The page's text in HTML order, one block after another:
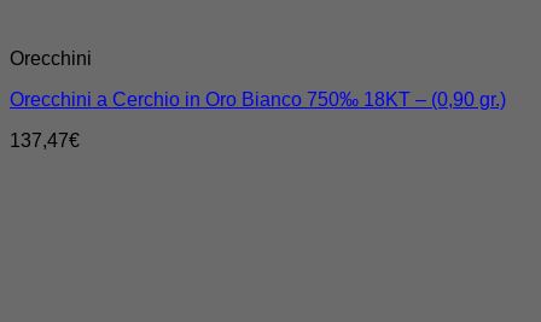
Orecchini
Orecchini a Cerchio in Oro Bianco 750‰ 18KT – (0,90 gr.)
137,47€